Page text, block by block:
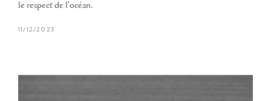
le respect de l'océan.
11/12/2023